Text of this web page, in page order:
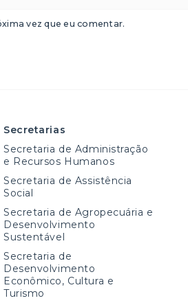
vez que eu comentar.
Secretarias
Secretaria de Administração
e Recursos Humanos
Secretaria de Assistência
Social
Secretaria de Agropecuária e
Desenvolvimento
Sustentável
Secretaria de
Desenvolvimento
Econômico, Cultura e
Turismo